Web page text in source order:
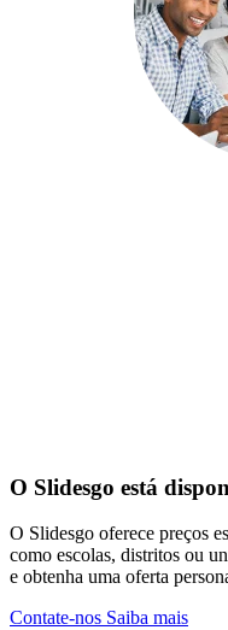
O Slidesgo está
O Slidesgo oferece preços
como escolas, distritos ou
e obtenha uma oferta
Contate-nos Saiba mais